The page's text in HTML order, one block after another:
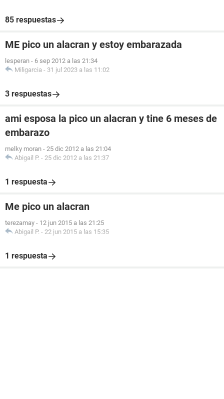
85 respuestas
ME pico un alacran y estoy embarazada
lesperan - 6 sep 2012 a las 21:34
Miligarcia - 31 jul 2023 a las 11:02
3 respuestas
ami esposa la pico un alacran y tine 6 meses de
embarazo
melky moran - 25 dic 2012 a las 21:04
Abigail P. - 25 dic 2012 a las 21:37
1 respuesta
Me pico un alacran
terezamay - 12 jun 2015 a las 21:25
Abigail P. - 22 jun 2015 a las 15:35
1 respuesta